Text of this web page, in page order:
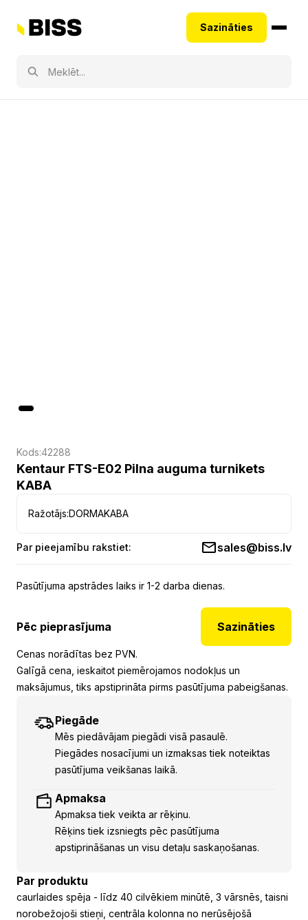
Sazināties
Kods:42288
Kentaur FTS-E02 Pilna auguma turnikets
KABA
Ražotājs:DORMAKABA
Par pieejamību rakstiet: sales@biss.lv
Pasūtījuma apstrādes laiks ir 1-2 darba dienas.
Pēc pieprasījuma Sazināties
Cenas norādītas bez PVN.
Galīgā cena, ieskaitot piemērojamos nodokļus un
maksājumus, tiks apstiprināta pirms pasūtījuma pabeigšanas.
Piegāde
Mēs piedāvājam piegādi visā pasaulē.
Piegādes nosacījumi un izmaksas tiek noteiktas
pasūtījuma veikšanas laikā.
Apmaksa
Apmaksa tiek veikta ar rēķinu.
Rēķins tiek izsniegts pēc pasūtījuma
apstiprināšanas un visu detaļu saskaņošanas.
Par produktu
caurlaides spēja - līdz 40 cilvēkiem minūtē, 3 vārsnēs, taisni
norobežojoši stieņi, centrāla kolonna no nerūsējošā